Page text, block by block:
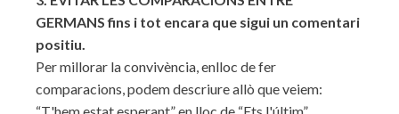
GERMANS fins i tot encara que sigui un comentari
positiu.
Per millorar la convivència, enlloc de fer
comparacions, podem descriure allò que veiem: